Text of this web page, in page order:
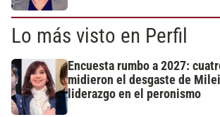
Lo más visto en Perfil
Encuesta rumbo a 2027:
midieron el desgaste de
liderazgo en el peronismo